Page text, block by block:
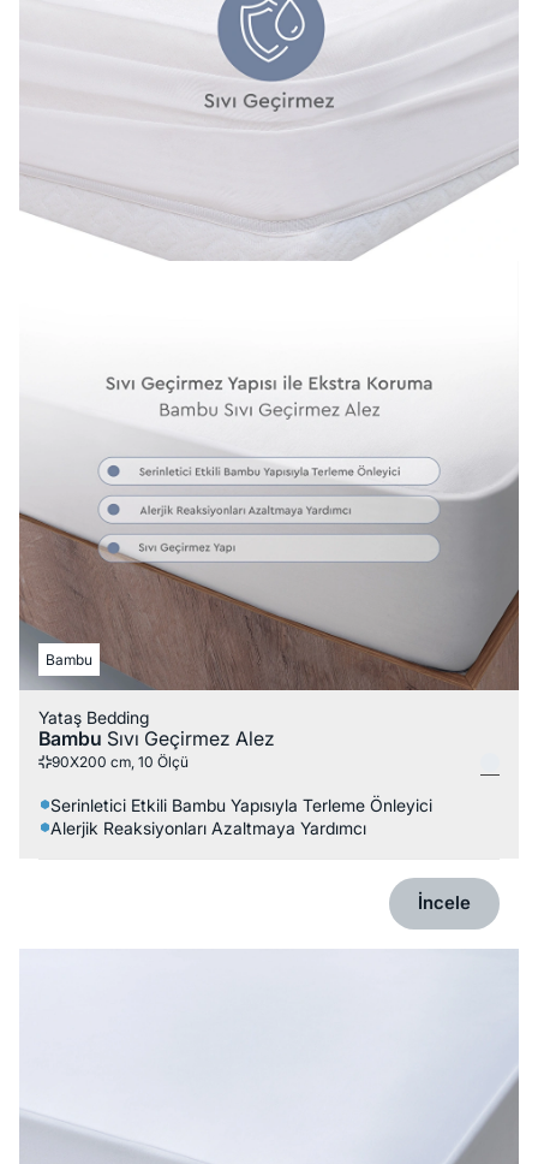
Bambu
Yataş Bedding
Bambu Sıvı Geçirmez Alez
90X200 cm, 10 Ölçü
Serinletici Etkili Bambu Yapısıyla Terleme Önleyici
Alerjik Reaksiyonları Azaltmaya Yardımcı
İncele